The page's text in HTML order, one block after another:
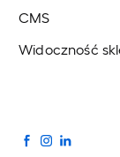
CMS
Widoczność